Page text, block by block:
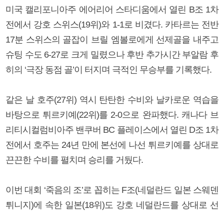
미국 캘리포니아주 에어리어 스타디움에서 열린 B조 1차
전에서 강호 스위스(19위)와 1-1로 비겼다. 카타르는 전반
17분 스위스의 골잡이 브릴 엠볼로에게 선제골을 내주고
슈팅 수도 6-27로 크게 밀렸으나 후반 추가시간 부알람 후
히의 ‘극장 동점 골’이 터지며 극적인 무승부를 기록했다.
같은 날 호주(27위) 역시 탄탄한 수비와 날카로운 역습을
바탕으로 튀르키예(22위)를 2-0으로 완파했다. 캐나다 브
리티시컬럼비아주 밴쿠버 BC 플레이스에서 열린 D조 1차
전에서 호주는 24년 만에 본선에 나선 튀르키예를 상대로
끈끈한 수비를 펼치며 승리를 거뒀다.
이번 대회 ‘죽음의 조’로 꼽히는 F조(네덜란드 일본 스웨덴
튀니지)에 속한 일본(18위)도 강호 네덜란드를 상대로 선